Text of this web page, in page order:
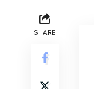
SHARE